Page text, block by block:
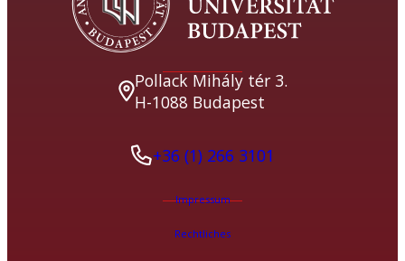
Pollack Mihály tér 3.
H-1088 Budapest
+36 (1) 266 3101
Impressum
Rechtliches